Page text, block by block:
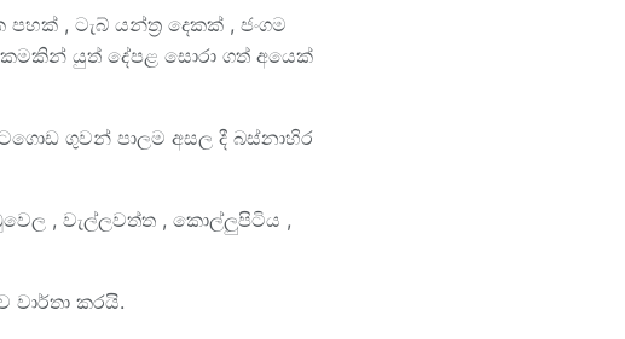
, ටැබ් යන්ත්‍ර දෙකක් , ජංගම
යුත් දේපළ සොරා ගත් අයෙක්
ගුවන් පාලම අසල දී බස්නාහිර
, වැල්ලවත්ත , කොල්ලුපිටිය ,
කරයි.